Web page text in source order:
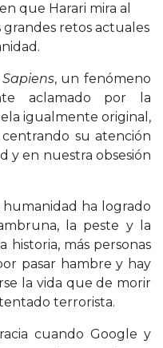
que Harari mira al
retos actuales
Sapiens, un fenómeno
aclamado por la
igualmente original,
su atención
y en nuestra obsesión
ha logrado
la peste y la
historia, más personas
pasar hambre y hay
la vida que de morir
terrorista.
cuando Google y